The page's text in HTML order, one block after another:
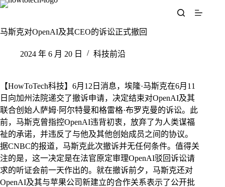
跳
内
马斯克对OpenAI及其CEO的诉讼正式撤回
2024 年 6 月 20 日 科技前沿
【HowToTech科技】6月12日消息，埃隆·马斯克在6月11
日向加州法院递交了撤诉申请，决定结束对OpenAI及其
联合创始人萨姆·阿尔特曼和格雷格·布罗克曼的诉讼。此
前，马斯克曾指控OpenAI违背初衷，放弃了为人类谋福
祉的承诺，并违反了与他及其他创始成员之间的协议。
据CNBC的报道，马斯克此次撤诉并无任何条件。值得关
注的是，这一决定是在法官原定审理OpenAI驳回诉讼请
求的听证会前一天作出的。就在撤诉前夕，马斯克还对
OpenAI及其与苹果公司新建立的合作关系表示了公开批